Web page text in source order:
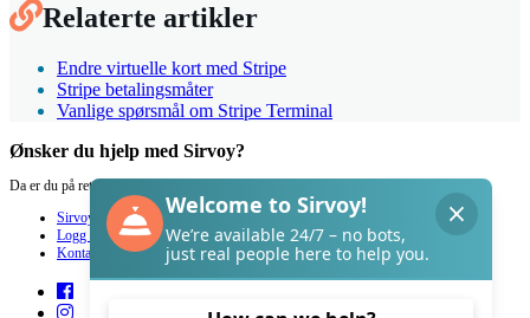
Relaterte artikler
Endre virtuelle kort med Stripe
Stripe betalingsmåter
Vanlige spørsmål om Stripe Terminal
Ønsker du hjelp med Sirvoy?
Da er du på rett sted.
Sirvoy
Logg inn
Kontakt